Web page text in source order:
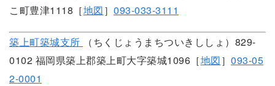
こ町豊津1118［地図］ 093-033-3111
築上町築城支所
（ちくじょうまちついきししょ）829-
0102 福岡県築上郡築上町大字築城1096［地図］ 093-05
2-0001